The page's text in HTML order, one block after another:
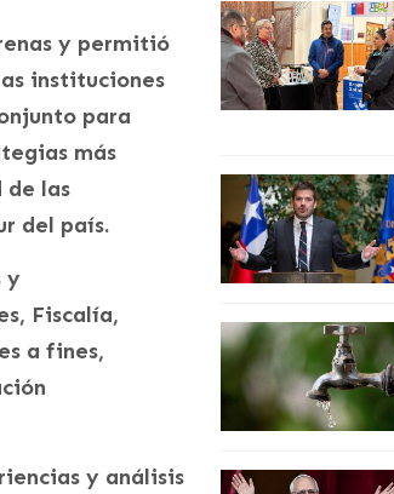
y permitió
instituciones
para
más
de las
del país.
y
Fiscalía,
a fines,
y análisis